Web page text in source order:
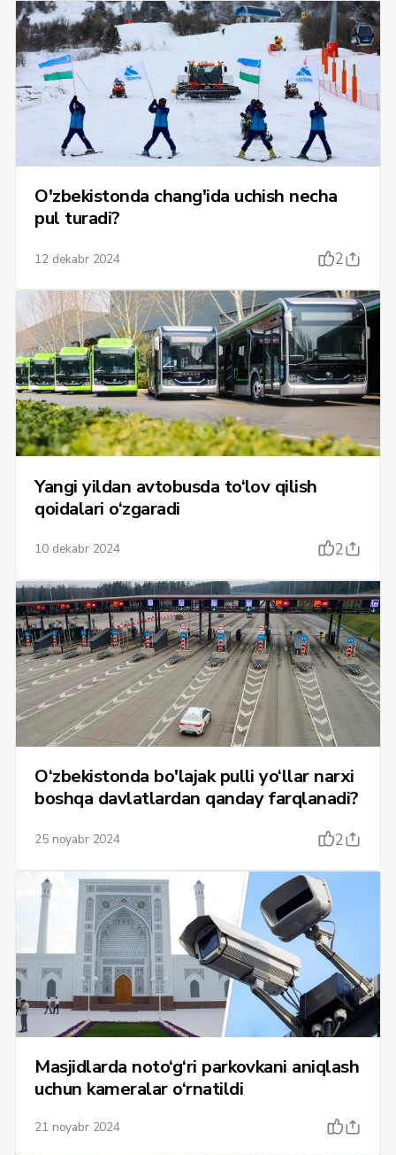
O'zbekistonda chang'ida uchish necha
pul turadi?
12 dekabr 2024 2
Yangi yildan avtobusda to‘lov qilish
qoidalari o‘zgaradi
10 dekabr 2024 2
O‘zbekistonda bo'lajak pulli yo‘llar narxi
boshqa davlatlardan qanday farqlanadi?
25 noyabr 2024 2
Masjidlarda noto‘g‘ri parkovkani aniqlash
uchun kameralar o‘rnatildi
21 noyabr 2024